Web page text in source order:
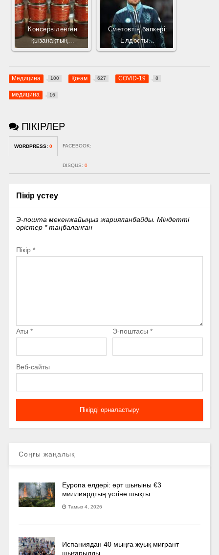
Консервіленген
қызанақтың…
Сметовтің бапкері:
Елдосты…
Медицина 100 Қоғам 627 COVID-19 8
медицина 16
ПІКІРЛЕР
WORDPRESS: 0 FACEBOOK:
DISQUS: 0
Пікір үстеу
Э-пошта мекенжайыңыз жарияланбайды. Міндетті
өрістер *таңбаланған
Пікір *
Аты * Э-поштасы *
Веб-сайты
Соңғы жаңалық
Еуропа елдері: өрт шығыны €3
миллиардтың үстіне шықты
Тамыз 4, 2026
Испаниядан 40 мыңға жуық мигрант
шығарылды